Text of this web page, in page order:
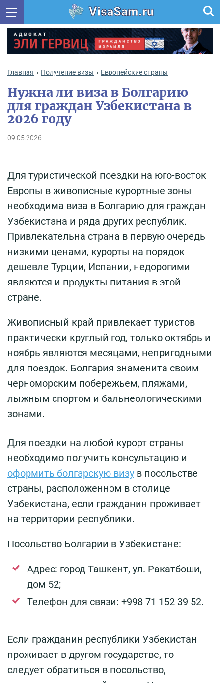
VisaSam.ru
Главная Получение визы Европейские страны
Нужна ли виза в Болгарию
для граждан Узбекистана в
2026 году
09.05.2026
Для туристической поездки на юго-восток
Европы в живописные курортные зоны
необходима виза в Болгарию для граждан
Узбекистана и ряда других республик.
Привлекательна страна в первую очередь
низкими ценами, курорты на порядок
дешевле Турции, Испании, недорогими
являются и продукты питания в этой
стране.
Живописный край привлекает туристов
практически круглый год, только октябрь и
ноябрь являются месяцами, непригодными
для поездок. Болгария знаменита своим
черноморским побережьем, пляжами,
лыжным спортом и бальнеологическими
зонами.
Для поездки на любой курорт страны
необходимо получить консультацию и
оформить болгарскую визу в посольстве
страны, расположенном в столице
Узбекистана, если гражданин проживает
на территории республики.
Посольство Болгарии в Узбекистане:
Адрес: город Ташкент, ул. Ракатбоши,
дом 52;
Телефон для связи: +998 71 152 39 52.
Если гражданин республики Узбекистан
проживает в другом государстве, то
следует обратиться в посольство,